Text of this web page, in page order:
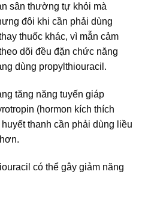
sân thường tự khỏi mà
đôi khi cần phải dùng
thuốc khác, vì mẫn cảm
dõi đều đặn chức năng
dùng propylthiouracil.
tăng năng tuyến giáp
(hormon kích thích
thanh cần phải dùng liều
có thể gây giảm năng